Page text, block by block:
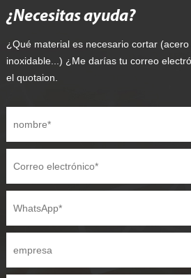
¿Necesitas ayuda?
¿Qué material es necesario cortar
inoxidable...) ¿Me darías tu correo
el quotaion.